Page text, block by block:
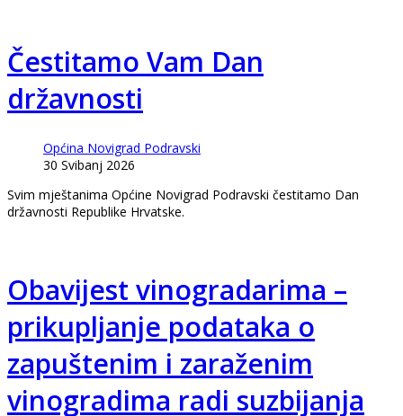
Čestitamo Vam Dan
državnosti
Općina Novigrad Podravski
30 Svibanj 2026
Svim mještanima Općine Novigrad Podravski čestitamo Dan
državnosti Republike Hrvatske.
Obavijest vinogradarima –
prikupljanje podataka o
zapuštenim i zaraženim
vinogradima radi suzbijanja